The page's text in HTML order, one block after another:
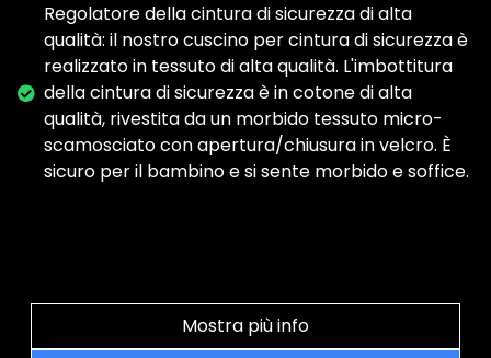
Regolatore della cintura di sicurezza di alta
qualità: il nostro cuscino per cintura di sicurezza è
realizzato in tessuto di alta qualità. L'imbottitura
della cintura di sicurezza è in cotone di alta
qualità, rivestita da un morbido tessuto micro-
scamosciato con apertura/chiusura in velcro. È
sicuro per il bambino e si sente morbido e soffice.
Mostra più info